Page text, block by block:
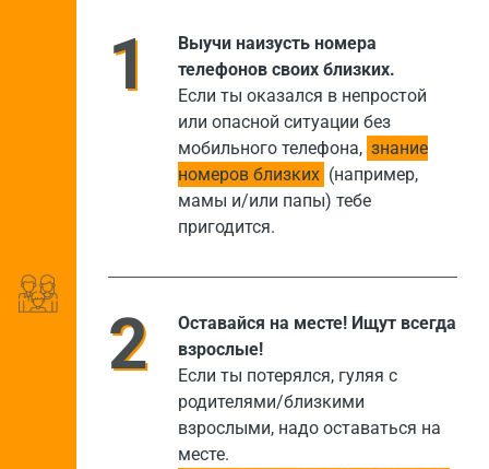
Выучи наизусть номера
телефонов своих близких.
Если ты оказался в непростой
или опасной ситуации без
мобильного телефона, знание
номеров близких (например,
мамы и/или папы) тебе
пригодится.
Оставайся на месте! Ищут всегда
взрослые!
Если ты потерялся, гуляя с
родителями/близкими
взрослыми, надо оставаться на
месте.